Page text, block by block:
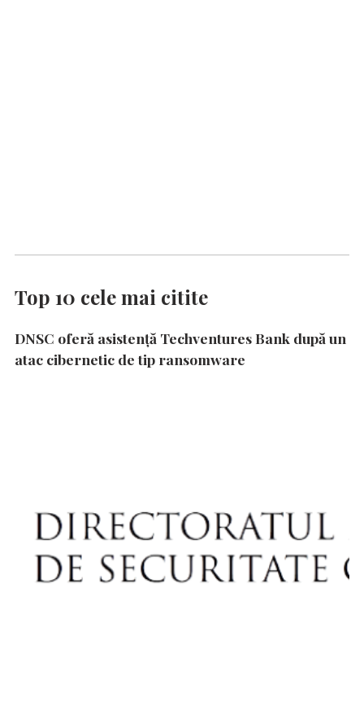
Top 10 cele mai citite
DNSC oferă asistență Techventures Bank după un
atac cibernetic de tip ransomware